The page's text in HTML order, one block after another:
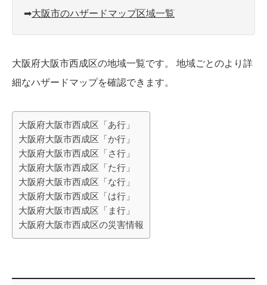
➡︎大阪市のハザードマップ区域一覧
大阪府大阪市西成区の地域一覧です。 地域ごとのより詳
細なハザードマップを確認できます。
大阪府大阪市西成区「あ行」
大阪府大阪市西成区「か行」
大阪府大阪市西成区「さ行」
大阪府大阪市西成区「た行」
大阪府大阪市西成区「な行」
大阪府大阪市西成区「は行」
大阪府大阪市西成区「ま行」
大阪府大阪市西成区の災害情報